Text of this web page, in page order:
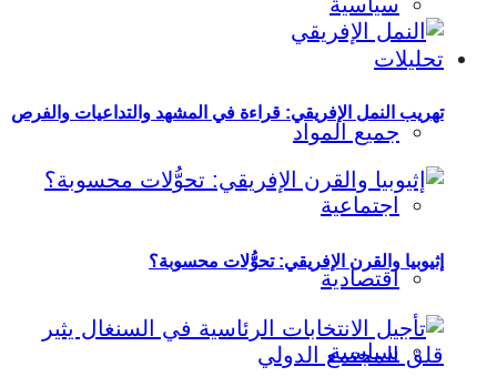
تحليلات
جميع المواد
اجتماعية
اقتصادية
سياسية
تهريب النمل الإفريقي: قراءة في المشهد والتداعيات والفرص
إثيوبيا والقرن الإفريقي: تحوُّلات محسوبة؟